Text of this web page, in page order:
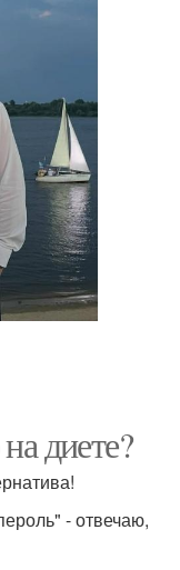
диете?
- отвечаю,